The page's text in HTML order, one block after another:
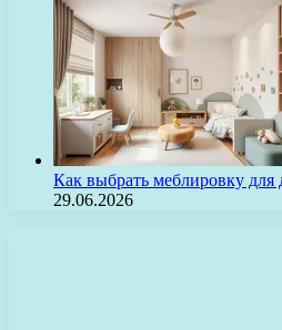
Как выбрать меблировку для
29.06.2026